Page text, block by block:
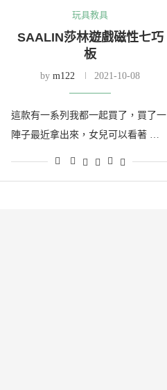
玩具教具
SAALIN莎林遊戲磁性七巧
板
by m122 2021-10-08
這款有一系列我都一起買了，買了一
陣子最近拿出來，女兒可以看著 …